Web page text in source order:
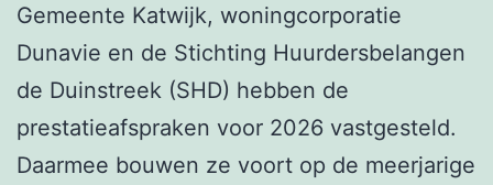
Gemeente Katwijk, woningcorporatie
Dunavie en de Stichting Huurdersbelangen
de Duinstreek (SHD) hebben de
prestatieafspraken voor 2026 vastgesteld.
Daarmee bouwen ze voort op de meerjarige